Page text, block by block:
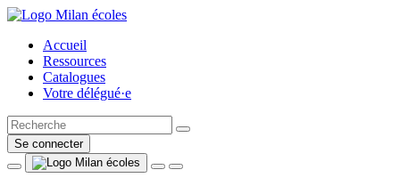
Accueil
Ressources
Catalogues
Votre délégué·e
Se connecter